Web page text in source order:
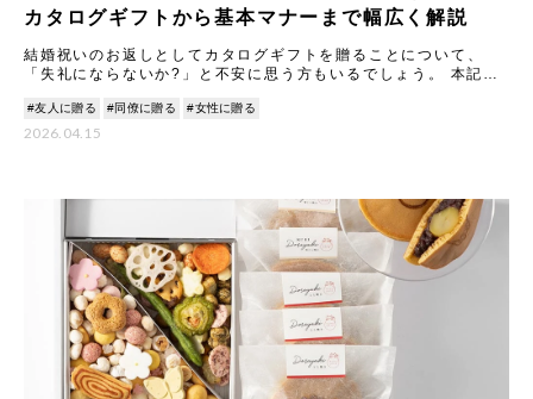
カタログギフトから基本マナーまで幅広く解説
結婚祝いのお返しとしてカタログギフトを贈ることについて、
「失礼にならないか?」と不安に思う方もいるでしょう。 本記事
ます。
#友人に贈る #同僚に贈る #女性に贈る
2026.04.15